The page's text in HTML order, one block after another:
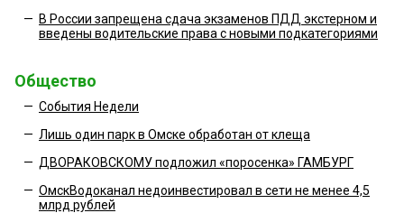
— В России запрещена сдача экзаменов ПДД экстерном и
введены водительские права с новыми подкатегориями
Общество
— События Недели
— Лишь один парк в Омске обработан от клеща
— ДВОРАКОВСКОМУ подложил «поросенка» ГАМБУРГ
— ОмскВодоканал недоинвестировал в сети не менее 4,5
млрд рублей